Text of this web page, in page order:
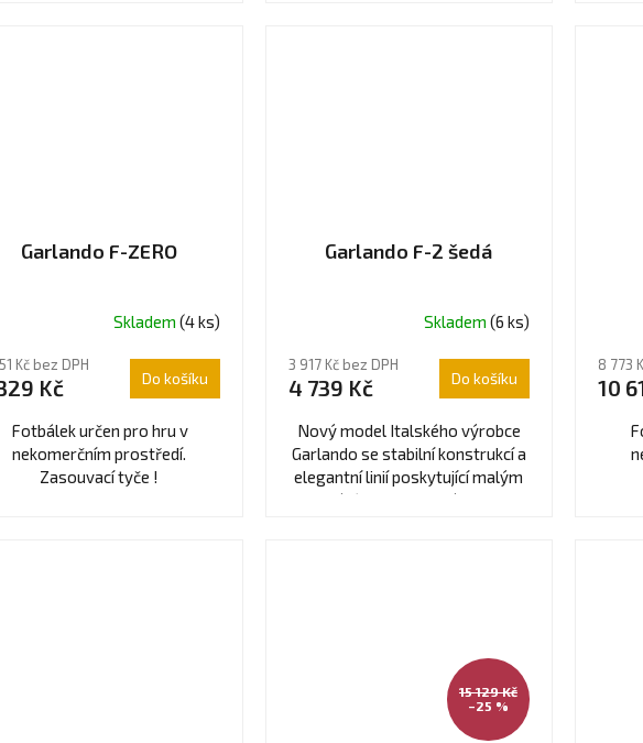
Garlando F-ZERO
Skladem (4 ks)
Kč bez DPH
Kč Do košíku
Fotbálek určen pro hru v
nekomerčním prostředí.
Zasouvací tyče !
Garlando F-2 šedá
Skladem (6 ks)
3 917 Kč bez DPH
4 739 Kč Do košíku
Nový model Italského výrobce
Garlando se stabilní konstrukcí a
elegantní linií poskytující malým
hráčům skvělou zábavu.
je
8 773
10
15 129 Kč
–25 %